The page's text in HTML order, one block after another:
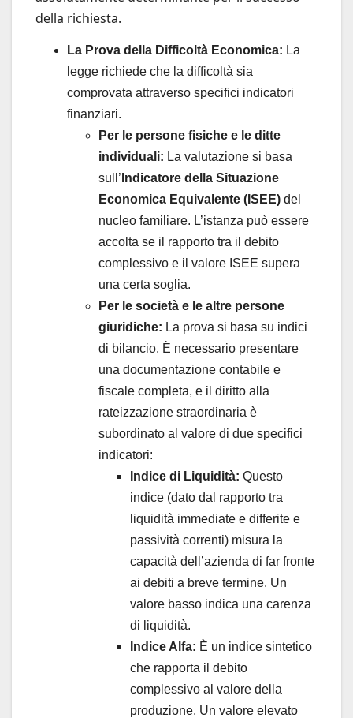
della richiesta.
La Prova della Difficoltà Economica: La
legge richiede che la difficoltà sia
comprovata attraverso specifici indicatori
finanziari.
Per le persone fisiche e le ditte
individuali: La valutazione si basa
sull’ Indicatore della Situazione
Economica Equivalente (ISEE) del
nucleo familiare. L’istanza può essere
accolta se il rapporto tra il debito
complessivo e il valore ISEE supera
una certa soglia.
Per le società e le altre persone
giuridiche: La prova si basa su indici
di bilancio. È necessario presentare
una documentazione contabile e
fiscale completa, e il diritto alla
rateizzazione straordinaria è
subordinato al valore di due specifici
indicatori:
Indice di Liquidità: Questo
indice (dato dal rapporto tra
liquidità immediate e differite e
passività correnti) misura la
capacità dell’azienda di far fronte
ai debiti a breve termine. Un
valore basso indica una carenza
di liquidità.
Indice Alfa: È un indice sintetico
che rapporta il debito
complessivo al valore della
produzione. Un valore elevato